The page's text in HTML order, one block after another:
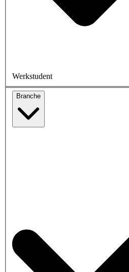
Werkstudent
Branche